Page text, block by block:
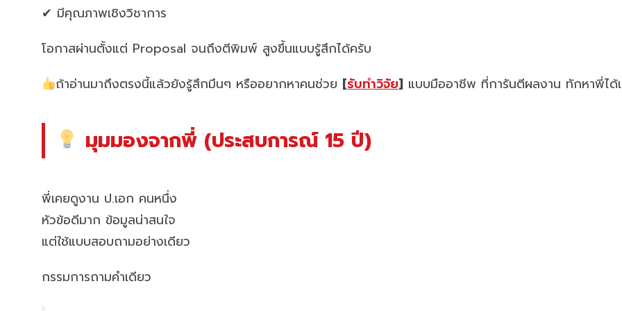
✔ มีคุณภาพเชิงวิชาการ
โอกาสผ่านตั้งแต่ Proposal จนถึงตีพิมพ์ สูงขึ้นแบบรู้สึกได้ครับ
ถ้าอ่านมาถึงตรงนี้แล้วยังรู้สึกมึนๆ หรืออยากหาคนช่วย [รับทำวิจัย] แบบมืออาชีพ ที่การันตีผลงาน ทักหาพี่ได้
มุมมองจากพี่ (ประสบการณ์ 15 ปี)
พี่เคยดูงาน ป.เอก คนหนึ่ง
หัวข้อดีมาก ข้อมูลน่าสนใจ
แต่ใช้แบบสอบถามอย่างเดียว
กรรมการถามคำเดียว